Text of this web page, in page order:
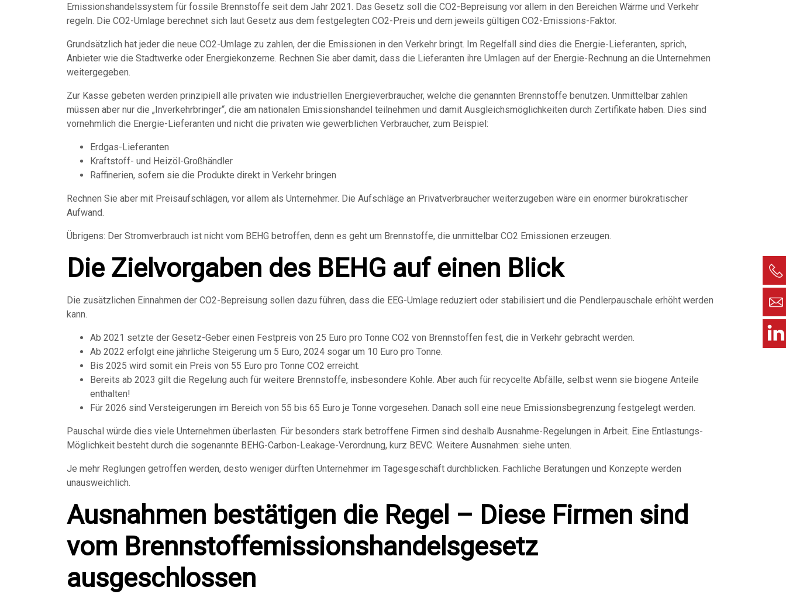
Emissionshandelssystem für fossile Brennstoffe seit dem Jahr 2021. Das Gesetz soll die CO2-Bepreisung vor allem in den Bereichen Wärme und Verkehr
regeln. Die CO2-Umlage berechnet sich laut Gesetz aus dem festgelegten CO2-Preis und dem jeweils gültigen CO2-Emissions-Faktor.
Grundsätzlich hat jeder die neue CO2-Umlage zu zahlen, der die Emissionen in den Verkehr bringt. Im Regelfall sind dies die Energie-Lieferanten, sprich,
Anbieter wie die Stadtwerke oder Energiekonzerne. Rechnen Sie aber damit, dass die Lieferanten ihre Umlagen auf der Energie-Rechnung an die Unternehmen
weitergegeben.
Zur Kasse gebeten werden prinzipiell alle privaten wie industriellen Energieverbraucher, welche die genannten Brennstoffe benutzen. Unmittelbar zahlen
müssen aber nur die „Inverkehrbringer“, die am nationalen Emissionshandel teilnehmen und damit Ausgleichsmöglichkeiten durch Zertifikate haben. Dies sind
vornehmlich die Energie-Lieferanten und nicht die privaten wie gewerblichen Verbraucher, zum Beispiel:
Erdgas-Lieferanten
Kraftstoff- und Heizöl-Großhändler
Raffinerien, sofern sie die Produkte direkt in Verkehr bringen
Rechnen Sie aber mit Preisaufschlägen, vor allem als Unternehmer. Die Aufschläge an Privatverbraucher weiterzugeben wäre ein enormer bürokratischer
Aufwand.
Übrigens: Der Stromverbrauch ist nicht vom BEHG betroffen, denn es geht um Brennstoffe, die unmittelbar CO2 Emissionen erzeugen.
Die Zielvorgaben des BEHG auf einen Blick
Die zusätzlichen Einnahmen der CO2-Bepreisung sollen dazu führen, dass die EEG-Umlage reduziert oder stabilisiert und die Pendlerpauschale erhöht werden
kann.
Ab 2021 setzte der Gesetz-Geber einen Festpreis von 25 Euro pro Tonne CO2 von Brennstoffen fest, die in Verkehr gebracht werden.
Ab 2022 erfolgt eine jährliche Steigerung um 5 Euro, 2024 sogar um 10 Euro pro Tonne.
Bis 2025 wird somit ein Preis von 55 Euro pro Tonne CO2 erreicht.
Bereits ab 2023 gilt die Regelung auch für weitere Brennstoffe, insbesondere Kohle. Aber auch für recycelte Abfälle, selbst wenn sie biogene Anteile
enthalten!
Für 2026 sind Versteigerungen im Bereich von 55 bis 65 Euro je Tonne vorgesehen. Danach soll eine neue Emissionsbegrenzung festgelegt werden.
Pauschal würde dies viele Unternehmen überlasten. Für besonders stark betroffene Firmen sind deshalb Ausnahme-Regelungen in Arbeit. Eine Entlastungs-
Möglichkeit besteht durch die sogenannte BEHG-Carbon-Leakage-Verordnung, kurz BEVC. Weitere Ausnahmen: siehe unten.
Je mehr Reglungen getroffen werden, desto weniger dürften Unternehmer im Tagesgeschäft durchblicken. Fachliche Beratungen und Konzepte werden
unausweichlich.
Ausnahmen bestätigen die Regel – Diese Firmen sind
vom Brennstoffemissionshandelsgesetz
ausgeschlossen